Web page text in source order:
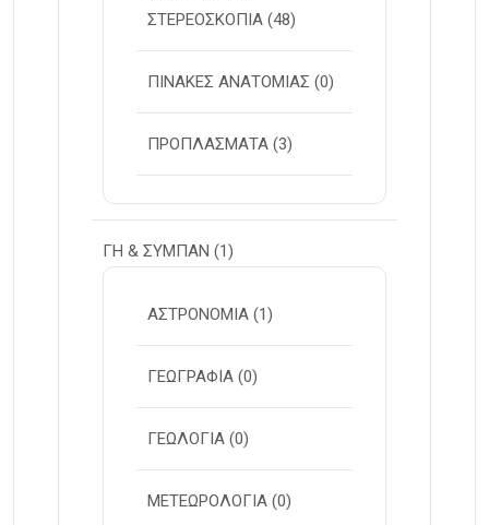
ΣΤΕΡΕOΣΚΟΠΙΑ (48)
ΠΙΝΑΚΕΣ ΑΝΑΤΟΜΙΑΣ (0)
ΠΡΟΠΛΑΣΜΑΤΑ (3)
ΓΗ & ΣΥΜΠΑΝ (1)
ΑΣΤΡΟΝΟΜΙΑ (1)
ΓΕΩΓΡΑΦΙΑ (0)
ΓΕΩΛΟΓΙΑ (0)
ΜΕΤΕΩΡΟΛΟΓΙΑ (0)